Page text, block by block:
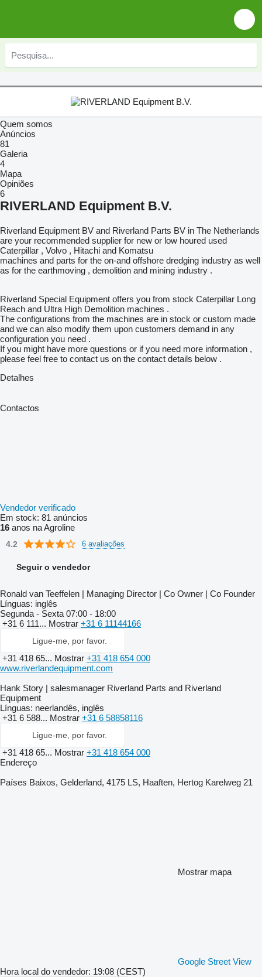
Quem somos
Anúncios
81
Galeria
4
Mapa
Opiniões
6
RIVERLAND Equipment B.V.
Riverland Equipment BV and Riverland Parts BV in The Netherlands
are your recommended supplier for new or low houred used
Caterpillar , Volvo , Hitachi and Komatsu
machines and parts for the on-and offshore dredging industry as well
as for the earthmoving , demolition and mining industry .
Riverland Special Equipment offers you from stock Caterpillar Long
Reach and Ultra High Demolition machines .
The configurations from the machines are in stock or custom made
and we can also modify them upon customers demand in any
configuration you need .
If you might have more questions or if you need more information ,
please feel free to contact us on the contact details below .
Detalhes
Contactos
Vendedor verificado
Em stock: 81 anúncios
16 anos na Agroline
4.2 6 avaliações
Seguir o vendedor
Ronald van Teeffelen | Managing Director | Co Owner | Co Founder
Línguas: inglês
Segunda - Sexta 07:00 - 18:00
+31 6 111... Mostrar +31 6 11144166
Ligue-me, por favor.
+31 418 65... Mostrar +31 418 654 000
www.riverlandequipment.com
Hank Story | salesmanager Riverland Parts and Riverland
Equipment
Línguas: neerlandês, inglês
+31 6 588... Mostrar +31 6 58858116
Ligue-me, por favor.
+31 418 65... Mostrar +31 418 654 000
Endereço
Países Baixos, Gelderland, 4175 LS, Haaften, Hertog Karelweg 21
Mostrar mapa
Google Street View
Hora local do vendedor: 19:08 (CEST)